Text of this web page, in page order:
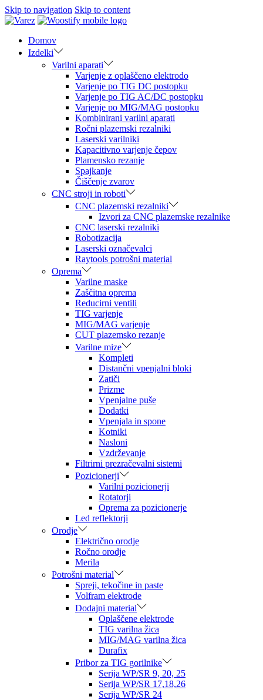
Skip to navigation Skip to content
Domov
Izdelki
Varilni aparati
Varjenje z oplaščeno elektrodo
Varjenje po TIG DC postopku
Varjenje po TIG AC/DC postopku
Varjenje po MIG/MAG postopku
Kombinirani varilni aparati
Ročni plazemski rezalniki
Laserski varilniki
Kapacitivno varjenje čepov
Plamensko rezanje
Spajkanje
Čiščenje zvarov
CNC stroji in roboti
CNC plazemski rezalniki
Izvori za CNC plazemske rezalnike
CNC laserski rezalniki
Robotizacija
Laserski označevalci
Raytools potrošni material
Oprema
Varilne maske
Zaščitna oprema
Reducirni ventili
TIG varjenje
MIG/MAG varjenje
CUT plazemsko rezanje
Varilne mize
Kompleti
Distančni vpenjalni bloki
Zatiči
Prizme
Vpenjalne puše
Dodatki
Vpenjala in spone
Kotniki
Nasloni
Vzdrževanje
Filtrirni prezračevalni sistemi
Pozicionerji
Varilni pozicionerji
Rotatorji
Oprema za pozicionerje
Led reflektorji
Orodje
Električno orodje
Ročno orodje
Merila
Potrošni material
Spreji, tekočine in paste
Volfram elektrode
Dodajni material
Oplaščene elektrode
TIG varilna žica
MIG/MAG varilna žica
Durafix
Pribor za TIG gorilnike
Serija WP/SR 9, 20, 25
Serija WP/SR 17,18,26
Serija WP/SR 24